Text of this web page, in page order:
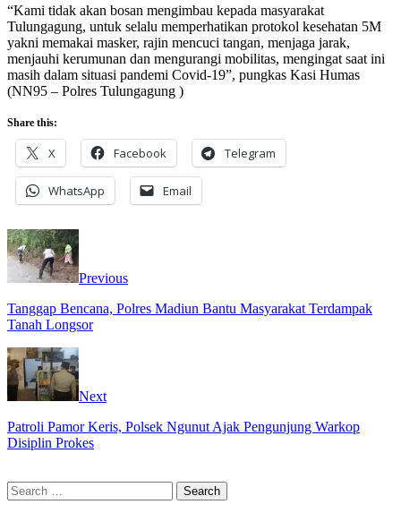
“Kami tidak akan bosan mengimbau kepada masyarakat
Tulungagung, untuk selalu memperhatikan protokol kesehatan 5M
yakni memakai masker, rajin mencuci tangan, menjaga jarak,
menjauhi kerumunan dan mengurangi mobilitas, mengingat saat ini
masih dalam situasi pandemi Covid-19”, pungkas Kasi Humas
(NN95 – Polres Tulungagung )
Share this:
X Facebook Telegram
WhatsApp Email
Previous
Tanggap Bencana, Polres Madiun Bantu Masyarakat Terdampak
Tanah Longsor
Next
Patroli Pamor Keris, Polsek Ngunut Ajak Pengunjung Warkop
Disiplin Prokes
Search
for: